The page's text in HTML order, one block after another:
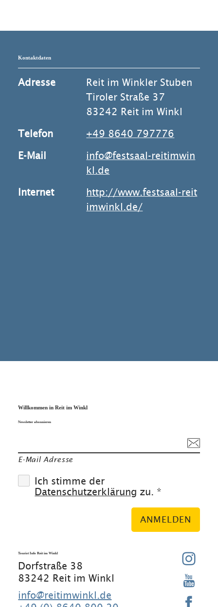
Kontaktdaten
Adresse
Reit im Winkler Stuben
Tiroler Straße 37
83242 Reit im Winkl
Telefon
+49 8640 797776
E-Mail
info@festsaal-reitimwin
kl.de
Internet
http://www.festsaal-reit
imwinkl.de/
Willkommen in Reit im Winkl
Newsletter abonnieren
E-Mail Adresse
Ich stimme der
Datenschutzerklärung zu. *
ANMELDEN
Tourist Info Reit im Winkl
Dorfstraße 38
83242 Reit im Winkl
info@reitimwinkl.de